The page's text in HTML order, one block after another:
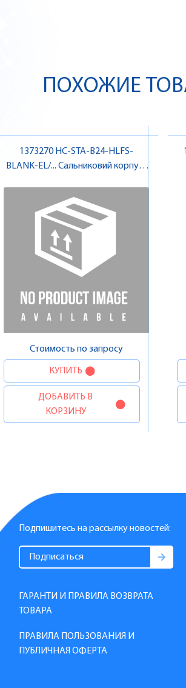
ПОХОЖИЕ
1373270 HC-STA-B24-HLFS-
BLANK-EL/... Сальниковий корпус ,
Стоимость по запросу
КУПИТЬ
ДОБАВИТЬ В
КОРЗИНУ
Подпишитесь на рассылку новостей:
ГАРАНТИ И ПРАВИЛА ВОЗВРАТА
ТОВАРА
ПРАВИЛА ПОЛЬЗОВАНИЯ И
ПУБЛИЧНАЯ ОФЕРТА